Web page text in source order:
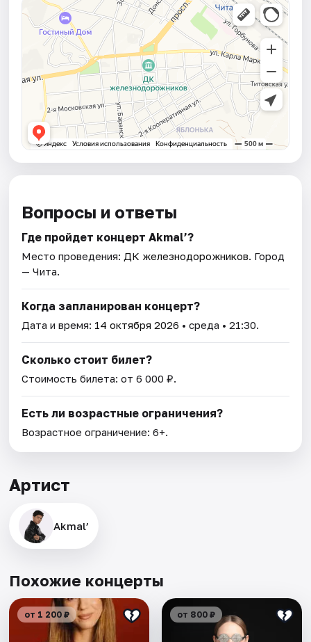
Вопросы и ответы
Где пройдет концерт Akmal’?
Место проведения: ДК железнодорожников. Город
— Чита.
Когда запланирован концерт?
Дата и время: 14 октября 2026 • среда • 21:30.
Сколько стоит билет?
Стоимость билета: от 6 000 ₽.
Есть ли возрастные ограничения?
Возрастное ограничение: 6+.
Артист
Akmal’
Похожие концерты
от 1 200 ₽ от 800 ₽